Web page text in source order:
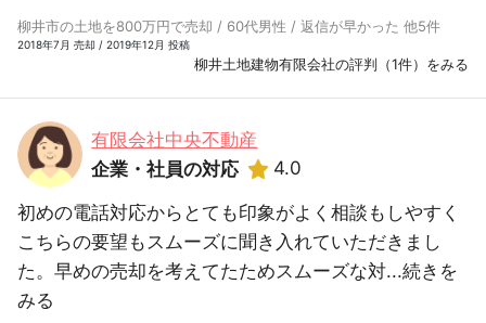
柳井市の土地を800万円で売却 / 60代男性 / 返信が早かった 他5件
2018年7月 売却 / 2019年12月 投稿
柳井土地建物有限会社の評判（1件）をみる
有限会社中央不動産
企業・社員の対応
4.0
初めの電話対応からとても印象がよく相談もしやすく
こちらの要望もスムーズに聞き入れていただきまし
た。早めの売却を考えてたためスムーズな対...続きを
みる